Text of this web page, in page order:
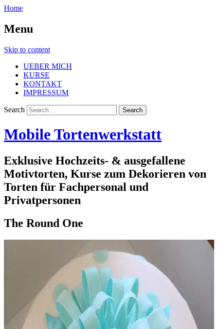
Home
Menu
Skip to content
UEBER MICH
KURSE
KONTAKT
IMPRESSUM
Search
Mobile Tortenwerkstatt
Exklusive Hochzeits- & ausgefallene
Motivtorten, Kurse zum Dekorieren von
Torten für Fachpersonal und
Privatpersonen
The Round One